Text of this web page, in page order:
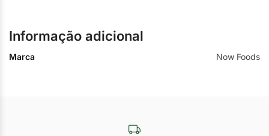
Informação adicional
Marca Now Foods